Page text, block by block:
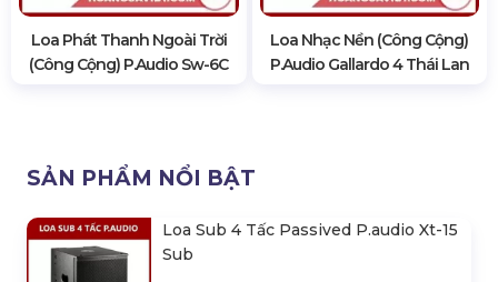
Loa Phát Thanh Ngoài Trời
(Công Cộng) P.audio Sw-6C
Loa Nhạc Nền (Công Cộng)
P.audio Gallardo 4 Thái Lan
SẢN PHẨM NỔI BẬT
Loa Sub 4 Tấc Passived P.audio Xt-15
Sub